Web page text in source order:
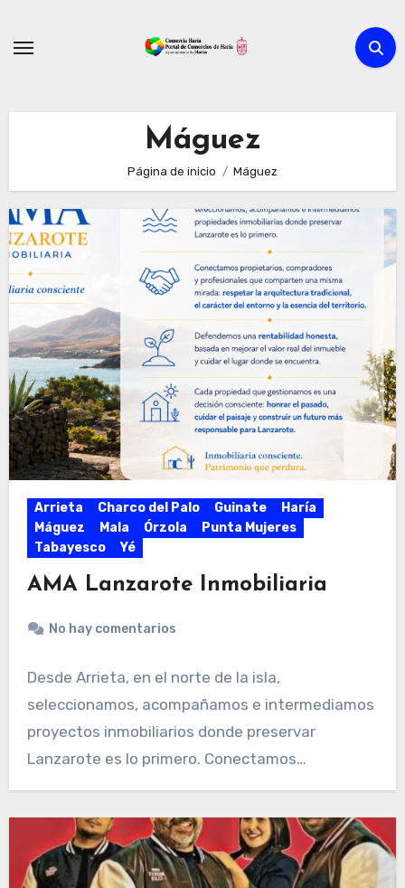
Máguez
Página de inicio Máguez
Arrieta Charco del Palo Guinate
Haría
Máguez
Mala Órzola
Punta Mujeres
Tabayesco
Yé
AMA Lanzarote Inmobiliaria
No hay comentarios
Desde Arrieta, en el norte de la isla,
seleccionamos, acompañamos e intermediamos
proyectos inmobiliarios donde preservar
Lanzarote es lo primero. Conectamos
propietarios,…